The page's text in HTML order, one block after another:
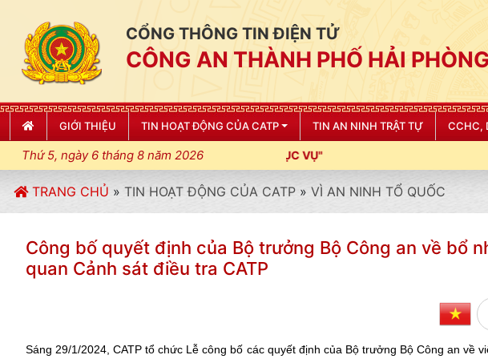
CỔNG THÔNG TIN ĐIỆN TỬ
CÔNG AN THÀNH PHỐ HẢI
GIỚI THIỆU TIN HOẠT ĐỘNG CỦA CATP TIN AN NINH TRẬT TỰ CCHC,
Thứ 5, ngày 6 tháng 8 năm 2026
TRANG CHỦ » TIN HOẠT ĐỘNG CỦA CATP » VÌ AN NINH TỔ QUỐC
Công bố quyết định của Bộ trưởng Bộ Công an về bổ
quan Cảnh sát điều tra CATP
Sáng 29/1/2024, CATP tổ chức Lễ công bố các quyết định của Bộ trưởng Bộ Công an về